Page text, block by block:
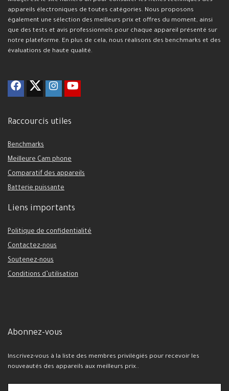
appareils électroniques de toutes catégories. Nous proposons
également une sélection des meilleurs prix et offres du moment, ainsi
que des tests et avis professionnels pour chaque appareil présenté sur
notre plateforme. En plus de cela, nous réalisons des benchmarks et des
évaluations de haute qualité.
Raccourcis utiles
Benchmarks
Meilleure Cam phone
Comparatif des appareils
Batterie puissante
Liens importants
Politique de confidentialité
Contactez-nous
Soutenez-nous
Conditions d’utilisation
Abonnez-vous
Inscrivez-vous à la liste des membres privilégiés pour recevoir les
nouveautés des appareils aux meilleurs prix..